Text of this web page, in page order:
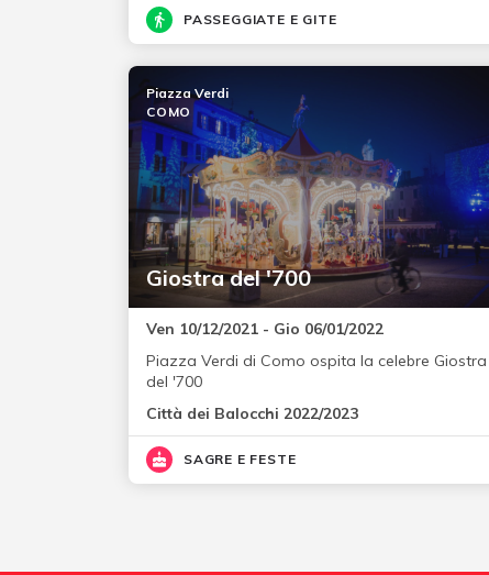
PASSEGGIATE E GITE
Giostra del '700
Piazza Verdi
COMO
Ven 10/12/2021 - Gio 06/01/2022
Piazza Verdi di Como ospita la celebre Giostra
del '700
Città dei Balocchi 2022/2023
SAGRE E FESTE